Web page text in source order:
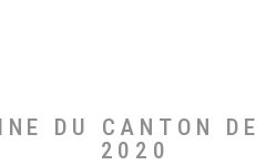
DU CANTON
2020